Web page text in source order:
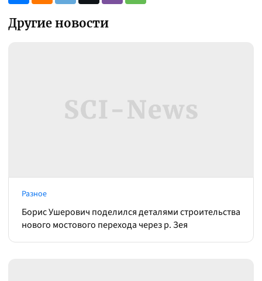
Другие новости
Разное
Борис Ушерович поделился деталями строительства
нового мостового перехода через р. Зея